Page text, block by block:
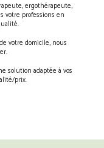
ergothérapeute,
votre professions en
votre domicile, nous
solution adaptée à vos
prix.